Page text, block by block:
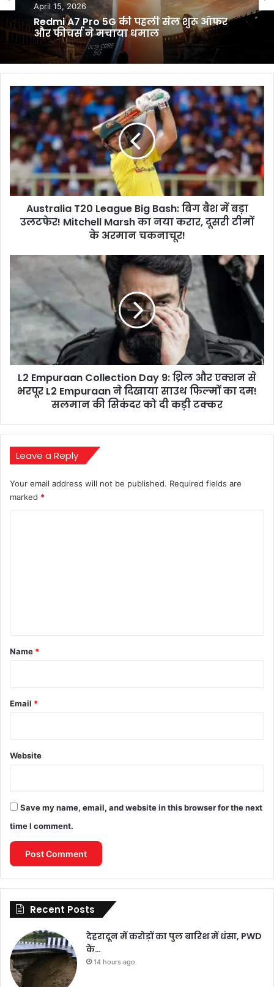
April 15, 2026
Redmi A7 Pro 5G की पहली सेल शुरू ऑफर
और फीचर्स ने मचाया धमाल
Australia
T20
League
Big
Bash:
बिग
में
बड़ा
उलटफेर!
Mitchell
नया
के
Australia T20 League Big Bash: बिग बैश में बड़ा
उलटफेर! Mitchell Marsh का नया करार, दूसरी टीमों
के अरमान चकनाचूर!
Collection
9:
एक्शन
से
भरपूर
L2
दिखाया
फिल्मों
का
दम!
सलमान
L2 Empuraan Collection Day 9: थ्रिल और एक्शन से
भरपूर L2 Empuraan ने दिखाया साउथ फिल्मों का दम!
सलमान की सिकंदर को दी कड़ी टक्कर
Leave a Reply
Your email address will not be published. Required fields are
marked *
*
Name *
Email *
Website
Save my name, email, and website in this browser for the next
time I comment.
Recent Posts
देहरादून में करोड़ों का पुल बारिश में धंसा, PWD
के…
14 hours ago